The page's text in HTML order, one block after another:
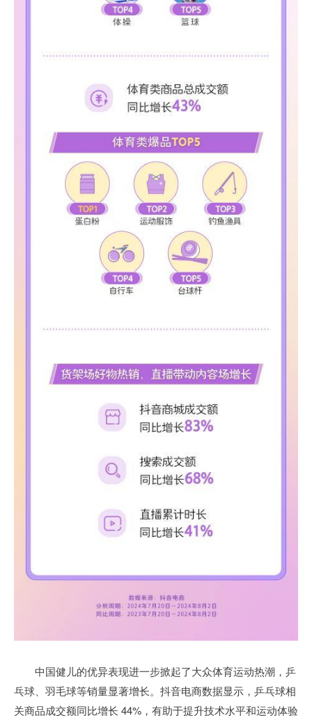
中国健儿的优异表现进一步掀起了大众体育运动热潮，乒
乓球、羽毛球等销量显著增长。抖音电商数据显示，乒乓球相
关商品成交额同比增长 44%，有助于提升技术水平和运动体验